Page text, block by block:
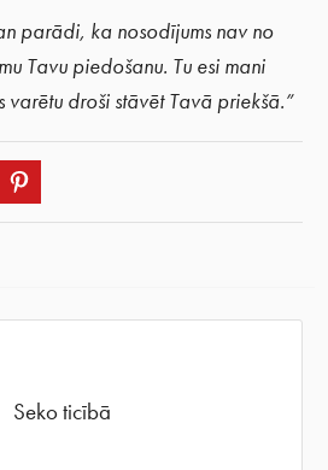
parādi, ka nosodījums nav no
Tavu piedošanu. Tu esi mani
varētu droši stāvēt Tavā priekšā.”
Twitter
Seko ticībā